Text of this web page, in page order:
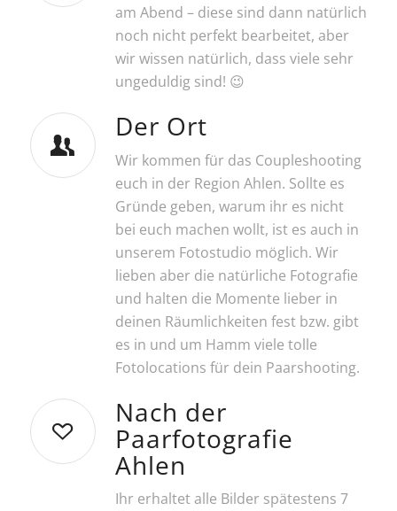
am Abend – diese sind dann natürlich
noch nicht perfekt bearbeitet, aber
wir wissen natürlich, dass viele sehr
ungeduldig sind! 😉
Der Ort
Wir kommen für das Coupleshooting
euch in der Region Ahlen. Sollte es
Gründe geben, warum ihr es nicht
bei euch machen wollt, ist es auch in
unserem Fotostudio möglich. Wir
lieben aber die natürliche Fotografie
und halten die Momente lieber in
deinen Räumlichkeiten fest bzw. gibt
es in und um Hamm viele tolle
Fotolocations für dein Paarshooting.
Nach der
Paarfotografie
Ahlen
Ihr erhaltet alle Bilder spätestens 7